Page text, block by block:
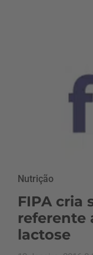
Nutrição
FIPA cria
referente
lactose